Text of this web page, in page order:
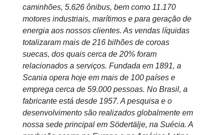
caminhões, 5.626 ônibus, bem como 11.170
motores industriais, marítimos e para geração de
energia aos nossos clientes. As vendas líquidas
totalizaram mais de 216 bilhões de coroas
suecas, dos quais cerca de 20% foram
relacionados a serviços. Fundada em 1891, a
Scania opera hoje em mais de 100 países e
emprega cerca de 59.000 pessoas. No Brasil, a
fabricante está desde 1957. A pesquisa e o
desenvolvimento são realizados globalmente em
nossa sede principal em Södertälje, na Suécia. A